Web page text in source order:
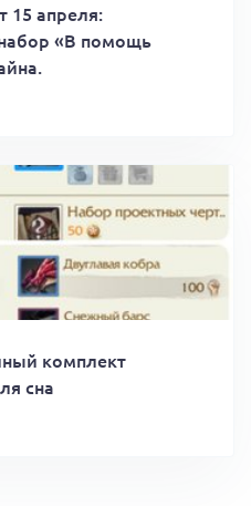
15 апреля:
«В помощь
комплект
сна